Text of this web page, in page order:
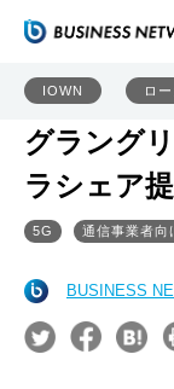
IOWN ロ
グラング
ラシェア
5G 通信事業者向
BUSINESS